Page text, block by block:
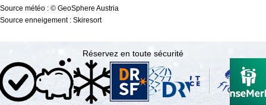
Source météo : © GeoSphere Austria
Source enneigement : Skiresort
Réservez en toute sécurité